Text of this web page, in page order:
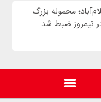
محموله بزرگ
نیمروز ضبط شد